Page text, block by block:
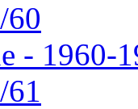
60
- 1960-